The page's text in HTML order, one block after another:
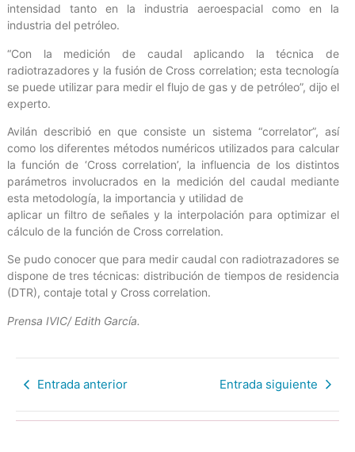
intensidad tanto en la industria aeroespacial como en la
industria del petróleo.
“Con la medición de caudal aplicando la técnica de
radiotrazadores y la fusión de Cross correlation; esta tecnología
se puede utilizar para medir el flujo de gas y de petróleo”, dijo el
experto.
Avilán describió en que consiste un sistema “correlator”, así
como los diferentes métodos numéricos utilizados para calcular
la función de ‘Cross correlation’, la influencia de los distintos
parámetros involucrados en la medición del caudal mediante
esta metodología, la importancia y utilidad de
aplicar un filtro de señales y la interpolación para optimizar el
cálculo de la función de Cross correlation.
Se pudo conocer que para medir caudal con radiotrazadores se
dispone de tres técnicas: distribución de tiempos de residencia
(DTR), contaje total y Cross correlation.
Prensa IVIC/ Edith García.
Entrada anterior Entrada siguiente